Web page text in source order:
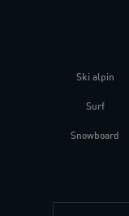
Ski alpin
Surf
Snowboard